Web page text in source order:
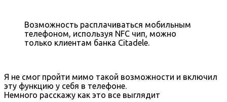
Возможность расплачиваться мобильным
телефоном, используя NFC чип, можно
только клиентам банка Citadele.
Я не смог пройти мимо такой возможности и включил
эту функцию у себя в телефоне.
Немного расскажу как это все выглядит